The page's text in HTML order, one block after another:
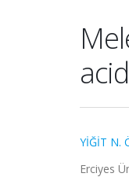
YİĞİT N.
Erciyes